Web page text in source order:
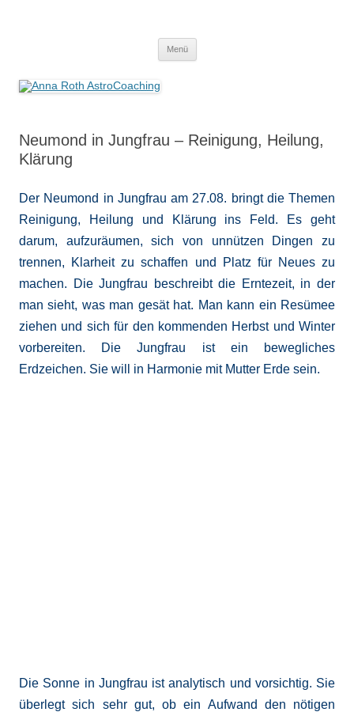
Menü
Neumond in Jungfrau – Reinigung, Heilung,
Klärung
Der Neumond in Jungfrau am 27.08. bringt die Themen
Reinigung, Heilung und Klärung ins Feld. Es geht
darum, aufzuräumen, sich von unnützen Dingen zu
trennen, Klarheit zu schaffen und Platz für Neues zu
machen. Die Jungfrau beschreibt die Erntezeit, in der
man sieht, was man gesät hat. Man kann ein Resümee
ziehen und sich für den kommenden Herbst und Winter
vorbereiten. Die Jungfrau ist ein bewegliches
Erdzeichen. Sie will in Harmonie mit Mutter Erde sein.
Die Sonne in Jungfrau ist analytisch und vorsichtig. Sie
überlegt sich sehr gut, ob ein Aufwand den nötigen